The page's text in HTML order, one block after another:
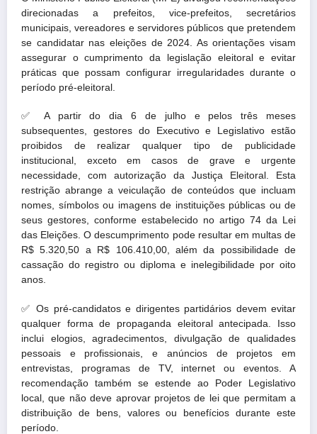
direcionadas a prefeitos, vice-prefeitos, secretários
municipais, vereadores e servidores públicos que pretendem
se candidatar nas eleições de 2024. As orientações visam
assegurar o cumprimento da legislação eleitoral e evitar
práticas que possam configurar irregularidades durante o
período pré-eleitoral.
✅
A partir do dia 6 de julho e pelos três meses
subsequentes, gestores do Executivo e Legislativo estão
proibidos de realizar qualquer tipo de publicidade
institucional, exceto em casos de grave e urgente
necessidade, com autorização da Justiça Eleitoral. Esta
restrição abrange a veiculação de conteúdos que incluam
nomes, símbolos ou imagens de instituições públicas ou de
seus gestores, conforme estabelecido no artigo 74 da Lei
das Eleições. O descumprimento pode resultar em multas de
R$ 5.320,50 a R$ 106.410,00, além da possibilidade de
cassação do registro ou diploma e inelegibilidade por oito
anos.
✅ Os pré-candidatos e dirigentes partidários devem evitar
qualquer forma de propaganda eleitoral antecipada. Isso
inclui elogios, agradecimentos, divulgação de qualidades
pessoais e profissionais, e anúncios de projetos em
entrevistas, programas de TV, internet ou eventos. A
recomendação também se estende ao Poder Legislativo
local, que não deve aprovar projetos de lei que permitam a
distribuição de bens, valores ou benefícios durante este
período.